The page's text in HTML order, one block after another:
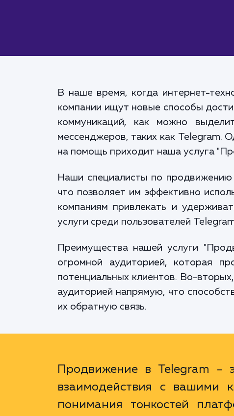
В наше время, когда интернет-
компании ищут новые способы
коммуникаций, как можно
мессенджеров, таких как Telegram.
на помощь приходит наша услуга
Наши специалисты по продвижению
что позволяет им эффективно
компаниям привлекать и
услуги среди пользователей
Преимущества нашей услуги
огромной аудиторией, которая
потенциальных клиентов. Во-
аудиторией напрямую, что
их обратную связь.
Продвижение в Telegram -
взаимодействия с вашими
понимания тонкостей